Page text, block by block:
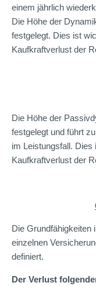
einem jährlich
Die Höhe der
festgelegt. Dies ist
Kaufkraftverlust der
Die Höhe der
festgelegt und führt
im Leistungsfall. Dies
Kaufkraftverlust der
Die Grundfähigkeiten
einzelnen
definiert.
Der Verlust